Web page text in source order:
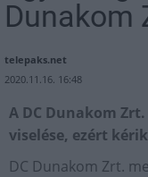
Dunakom
telepaks.net
2020.11.16. 16:48
A DC Dunakom
viselése, ezért
DC Dunakom Zrt.